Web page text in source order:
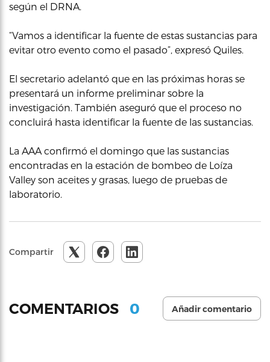
según el DRNA.
“Vamos a identificar la fuente de estas sustancias para
evitar otro evento como el pasado”, expresó Quiles.
El secretario adelantó que en las próximas horas se
presentará un informe preliminar sobre la
investigación. También aseguró que el proceso no
concluirá hasta identificar la fuente de las sustancias.
La AAA confirmó el domingo que las sustancias
encontradas en la estación de bombeo de Loíza
Valley son aceites y grasas, luego de pruebas de
laboratorio.
Compartir
COMENTARIOS 0 Añadir comentario